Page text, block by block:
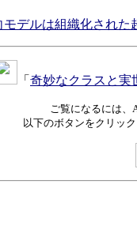
モデルは組織化された
「 奇妙なクラスと実
ご覧になるには、
以下のボタンをクリッ